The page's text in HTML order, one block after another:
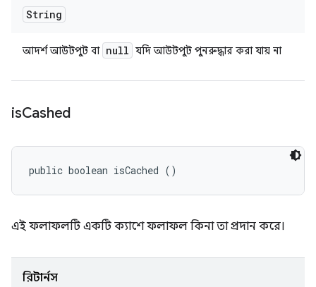
String
আদর্শ আউটপুট বা null যদি আউটপুট পুনরুদ্ধার করা যায় না
isCashed
public boolean isCached ()
এই ফলাফলটি একটি ক্যাশে ফলাফল কিনা তা প্রদান করে।
রিটার্নস